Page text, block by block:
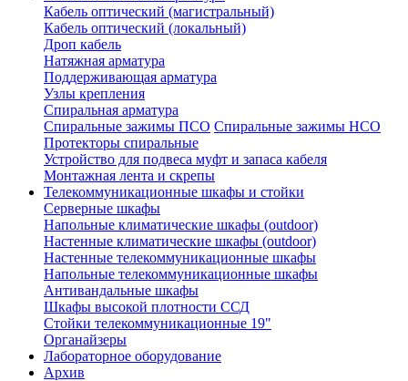
Кабель оптический (магистральный)
Кабель оптический (локальный)
Дроп кабель
Натяжная арматура
Поддерживающая арматура
Узлы крепления
Спиральная арматура
Спиральные зажимы ПСО Спиральные зажимы НСО
Протекторы спиральные
Устройство для подвеса муфт и запаса кабеля
Монтажная лента и скрепы
Телекоммуникационные шкафы и стойки
Серверные шкафы
Напольные климатические шкафы (outdoor)
Настенные климатические шкафы (outdoor)
Настенные телекоммуникационные шкафы
Напольные телекоммуникационные шкафы
Антивандальные шкафы
Шкафы высокой плотности ССД
Стойки телекоммуникационные 19"
Органайзеры
Лабораторное оборудование
Архив